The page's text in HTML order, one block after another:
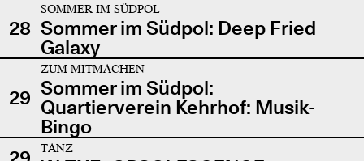
28
SOMMER IM SÜDPOL
Sommer im Südpol: Deep Fried
Galaxy
29
ZUM MITMACHEN
Sommer im Südpol:
Quartierverein Kehrhof: Musik-
Bingo
TANZ